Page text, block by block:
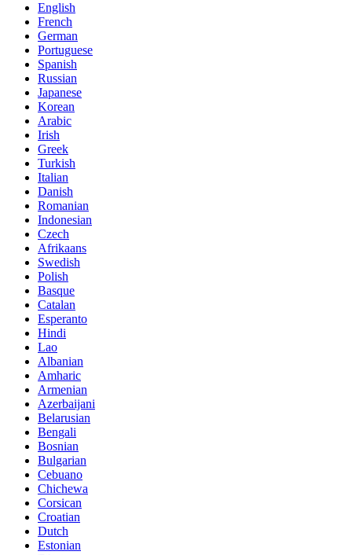
English
French
German
Portuguese
Spanish
Russian
Japanese
Korean
Arabic
Irish
Greek
Turkish
Italian
Danish
Romanian
Indonesian
Czech
Afrikaans
Swedish
Polish
Basque
Catalan
Esperanto
Hindi
Lao
Albanian
Amharic
Armenian
Azerbaijani
Belarusian
Bengali
Bosnian
Bulgarian
Cebuano
Chichewa
Corsican
Croatian
Dutch
Estonian